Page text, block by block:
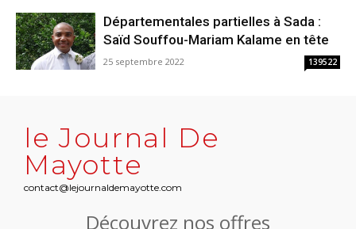
Départementales partielles à Sada :
Saïd Souffou-Mariam Kalame en tête
25 septembre 2022 139522
le Journal De
Mayotte
contact@lejournaldemayotte.com
Découvrez nos offres